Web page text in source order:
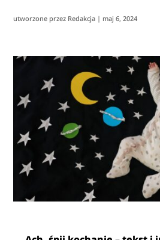
utworzone przez Redakcja | maj 6, 2024